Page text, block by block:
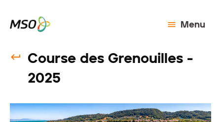
Menu
Course des Grenouilles -
2025